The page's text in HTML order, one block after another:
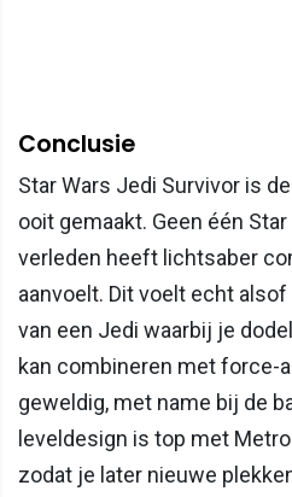
Conclusie
Star Wars Jedi Survivor is
ooit gemaakt. Geen één
verleden heeft lichtsaber
aanvoelt. Dit voelt echt
van een Jedi waarbij je
kan combineren met force-
geweldig, met name bij de
leveldesign is top met
zodat je later nieuwe